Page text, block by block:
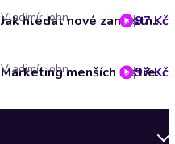
Jak hledat nové zaměstnance - v ruštině
Vladimír John 97 Kč
Marketing menších a středních firem - v ruštině
Vladimír John 97 Kč